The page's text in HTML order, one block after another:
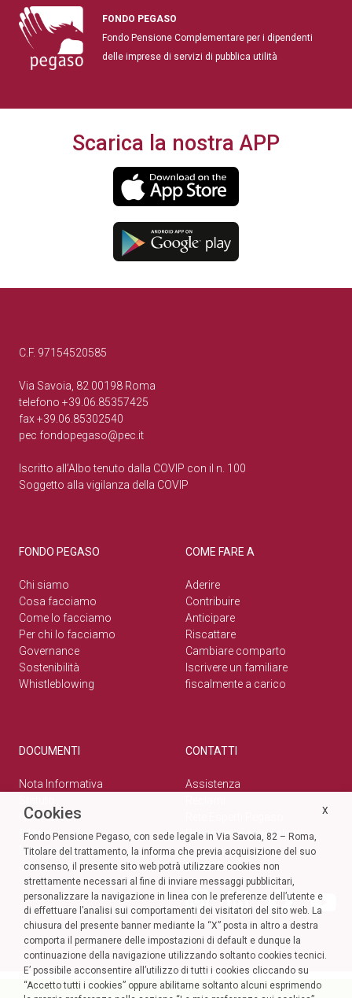
FONDO PEGASO
Fondo Pensione Complementare per i dipendenti
delle imprese di servizi di pubblica utilità
Scarica la nostra APP
C.F. 97154520585
Via Savoia, 82 00198 Roma
telefono +39.06.85357425
fax +39.06.85302540
pec fondopegaso@pec.it
Iscritto all’Albo tenuto dalla COVIP con il n. 100
Soggetto alla vigilanza della COVIP
FONDO PEGASO
Chi siamo
Cosa facciamo
Come lo facciamo
Per chi lo facciamo
Governance
Sostenibilità
Whistleblowing
COME FARE A
Aderire
Contribuire
Anticipare
Riscattare
Cambiare comparto
Iscrivere un familiare
fiscalmente a carico
DOCUMENTI
Nota Informativa
Normativa
Bilanci
Modulistica
Circolari
CONTATTI
Assistenza
Privacy e cookie policy
SOCIAL
X
Cookies
Fondo Pensione Pegaso, con sede legale in Via Savoia, 82 – Roma,
Titolare del trattamento, la informa che previa acquisizione del suo
consenso, il presente sito web potrà utilizzare cookies non
strettamente necessari al fine di inviare messaggi pubblicitari,
personalizzare la navigazione in linea con le preferenze dell’utente e
di effettuare l’analisi sui comportamenti dei visitatori del sito web. La
chiusura del presente banner mediante la “X” posta in altro a destra
comporta il permanere delle impostazioni di default e dunque la
continuazione della navigazione utilizzando soltanto cookies tecnici.
E’ possibile acconsentire all’utilizzo di tutti i cookies cliccando su
“Accetto tutti i cookies” oppure abilitarne soltanto alcuni esprimendo